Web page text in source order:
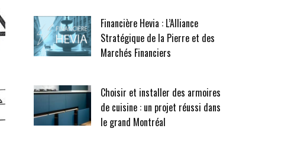
Financière Hevia : L’Alliance
Stratégique de la Pierre et des
Marchés Financiers
Choisir et installer des armoires
de cuisine : un projet réussi dans
le grand Montréal